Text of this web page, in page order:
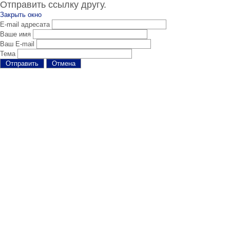
Отправить ссылку другу.
Закрыть окно
E-mail адресата
Ваше имя
Ваш E-mail
Тема
Отправить
Отмена